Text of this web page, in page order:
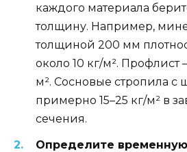
каждого материала
толщину. Например,
толщиной 200 мм
около 10 кг/м². Профлист
м². Сосновые стропила
примерно 15–25 кг/м² в
сечения.
Определите